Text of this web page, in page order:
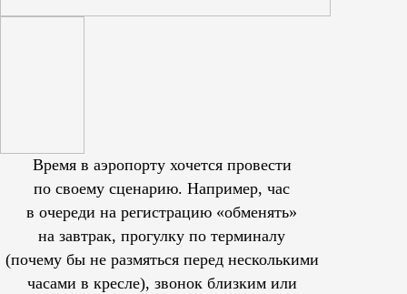
Время в аэропорту хочется провести
по своему сценарию. Например, час
в очереди на регистрацию «обменять»
на завтрак, прогулку по терминалу
(почему бы не размяться перед несколькими
часами в кресле), звонок близким или